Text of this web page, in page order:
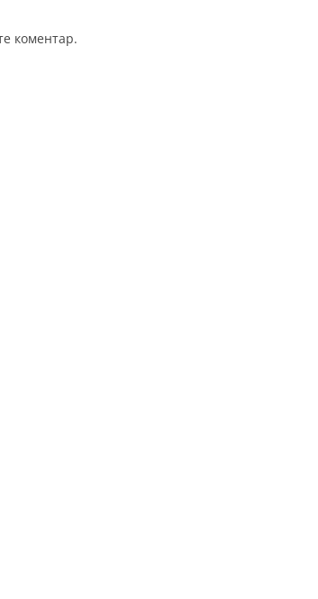
коментар.